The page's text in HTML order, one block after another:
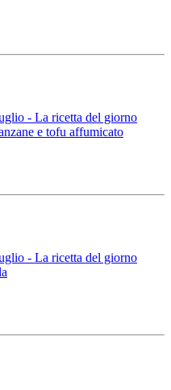
- La ricetta del giorno
e tofu affumicato
- La ricetta del giorno